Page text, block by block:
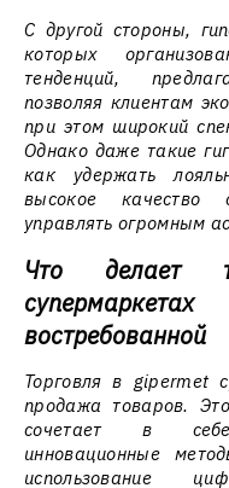
С другой стороны,
которых
тенденций,
позволяя клиентам
при этом широкий
Однако даже такие
как удержать
высокое качество
управлять огромным
Что делает
востребованной
Торговля в gipermet
продажа товаров.
сочетает в себе
инновационные
использование